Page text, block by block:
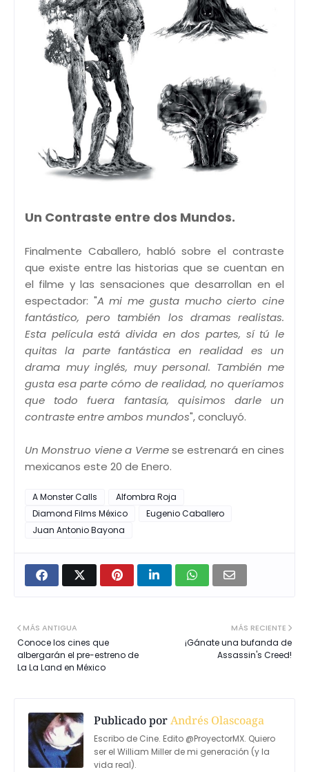
Un Contraste entre dos Mundos.
Finalmente Caballero, habló sobre el contraste
que existe entre las historias que se cuentan en
el filme y las sensaciones que desarrollan en el
espectador: "A mi me gusta mucho cierto cine
fantástico, pero también los dramas realistas.
Esta película está divida en dos partes, sí tú le
quitas la parte fantástica en realidad es un
drama muy inglés, muy personal. También me
gusta esa parte cómo de realidad, no queríamos
que todo fuera fantasía, quisimos darle un
contraste entre ambos mundos", concluyó.
Un Monstruo viene a Vermese estrenará en cines
mexicanos este 20 de Enero.
A Monster Calls
Alfombra Roja
Diamond Films México
Eugenio Caballero
Juan Antonio Bayona
MÁS RECIENTE
¡Gánate una bufanda de
Assassin's Creed!
MÁS ANTIGUA
Conoce los cines que
albergarán el pre-estreno de
La La Land en México
Publicado porAndrés Olascoaga
Escribo de Cine. Edito @ProyectorMX. Quiero
ser el William Miller de mi generación (y la
vida real).